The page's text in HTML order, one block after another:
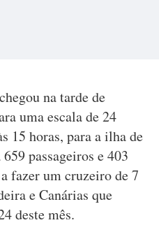
na tarde de
uma escala de 24
15 horas, para a ilha de
passageiros e 403
fazer um cruzeiro de 7
e Canárias que
deste mês.